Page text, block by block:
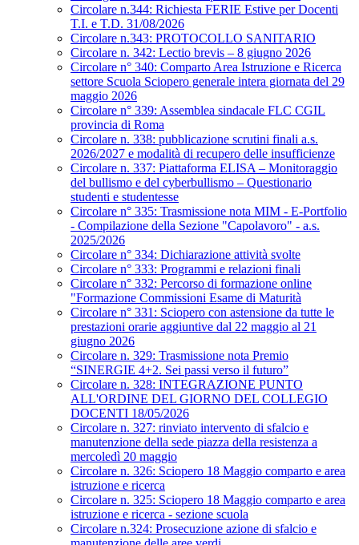
Circolare n.344: Richiesta FERIE Estive per Docenti
T.I. e T.D. 31/08/2026
Circolare n.343: PROTOCOLLO SANITARIO
Circolare n. 342: Lectio brevis – 8 giugno 2026
Circolare n° 340: Comparto Area Istruzione e Ricerca
settore Scuola Sciopero generale intera giornata del 29
maggio 2026
Circolare n° 339: Assemblea sindacale FLC CGIL
provincia di Roma
Circolare n. 338: pubblicazione scrutini finali a.s.
2026/2027 e modalità di recupero delle insufficienze
Circolare n. 337: Piattaforma ELISA – Monitoraggio
del bullismo e del cyberbullismo – Questionario
studenti e studentesse
Circolare n° 335: Trasmissione nota MIM - E-Portfolio
- Compilazione della Sezione "Capolavoro" - a.s.
2025/2026
Circolare n° 334: Dichiarazione attività svolte
Circolare n° 333: Programmi e relazioni finali
Circolare n° 332: Percorso di formazione online
"Formazione Commissioni Esame di Maturità
Circolare n° 331: Sciopero con astensione da tutte le
prestazioni orarie aggiuntive dal 22 maggio al 21
giugno 2026
Circolare n. 329: Trasmissione nota Premio
“SINERGIE 4+2. Sei passi verso il futuro”
Circolare n. 328: INTEGRAZIONE PUNTO
ALL'ORDINE DEL GIORNO DEL COLLEGIO
DOCENTI 18/05/2026
Circolare n. 327: rinviato intervento di sfalcio e
manutenzione della sede piazza della resistenza a
mercoledì 20 maggio
Circolare n. 326: Sciopero 18 Maggio comparto e area
istruzione e ricerca
Circolare n. 325: Sciopero 18 Maggio comparto e area
istruzione e ricerca - sezione scuola
Circolare n.324: Prosecuzione azione di sfalcio e